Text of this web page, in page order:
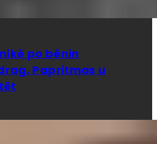
po bënin
Papritmas u